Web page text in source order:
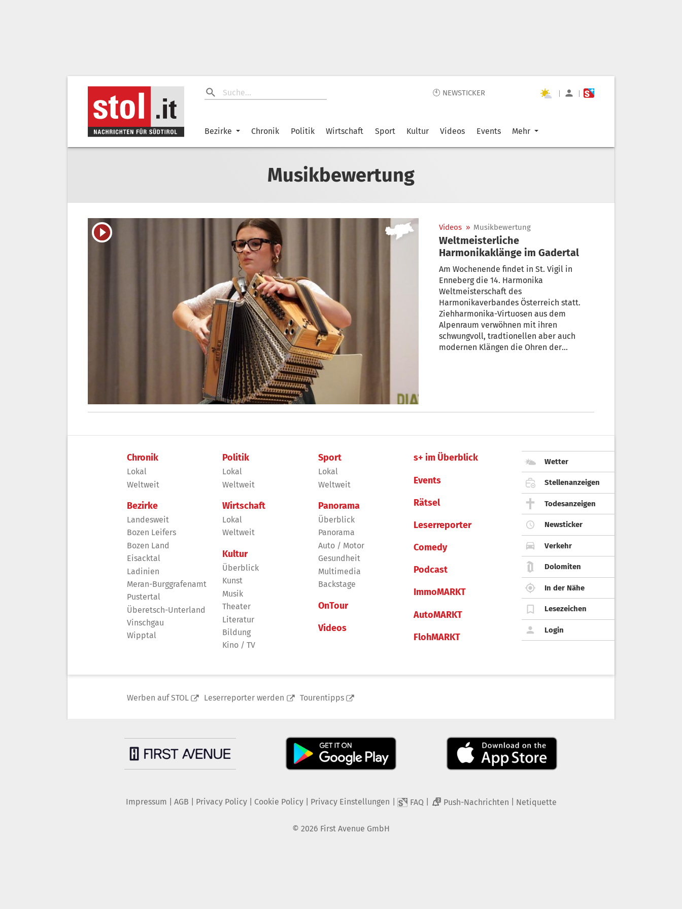
🕙 NEWSTICKER | |
Bezirke Chronik Politik Wirtschaft Sport Kultur Videos Events Mehr
Musikbewertung
Videos » Musikbewertung
Weltmeisterliche
Harmonikaklänge im Gadertal
Am Wochenende findet in St. Vigil in
Enneberg die 14. Harmonika
Weltmeisterschaft des
Harmonikaverbandes Österreich statt.
Ziehharmonika-Virtuosen aus dem
Alpenraum verwöhnen mit ihren
schwungvoll, tradtionellen aber auch
modernen Klängen die Ohren der
Fachjury. STOL war in St. Vigil und hat sich
Chronik
Lokal
Weltweit
Bezirke
Landesweit
Bozen Leifers
Bozen Land
Eisacktal
Ladinien
Meran-Burggrafenamt
Pustertal
Überetsch-Unterland
Vinschgau
Wipptal
Politik
Lokal
Weltweit
Wirtschaft
Lokal
Weltweit
Kultur
Überblick
Kunst
Musik
Theater
Literatur
Bildung
Kino / TV
Sport
Lokal
Weltweit
Panorama
Überblick
Panorama
Auto / Motor
Gesundheit
Multimedia
Backstage
OnTour
Videos
s+ im Überblick
Events
Rätsel
Leserreporter
Comedy
Podcast
ImmoMARKT
AutoMARKT
FlohMARKT
Wetter
Stellenanzeigen
Todesanzeigen
Newsticker
Verkehr
Dolomiten
In der Nähe
Lesezeichen
Login
Werben auf STOL Leserreporter werden Tourentipps
Impressum AGB Privacy Policy| Cookie Policy| Privacy Einstellungen FAQ 2 Push-Nachrichten Netiquette
© 2026 First Avenue GmbH